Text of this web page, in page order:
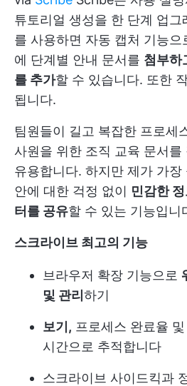
튜토리얼 생성을 한 단계 업
를 사용하면 자동 캡처 기능으
에 단계별 안내 문서를 첨부하
를 추가할 수 있습니다. 또한
됩니다.
팀원들이 길고 복잡한 프로세
사원을 위한 조직 교육 문서를
유용합니다. 하지만 제가 가장
안에 대한 걱정 없이 민감한
터를 공유할 수 있는 기능입니
스크라이브 최고의 기능
브라우저 확장 기능으로
및 관리하기
보기, 프로세스 완료율
시간으로 추적합니다
스크라이브 사이드킥과